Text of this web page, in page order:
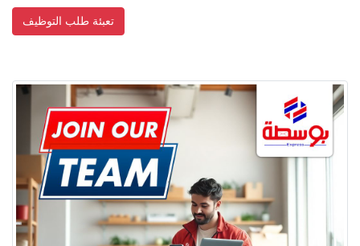
تعبئة طلب التوظيف